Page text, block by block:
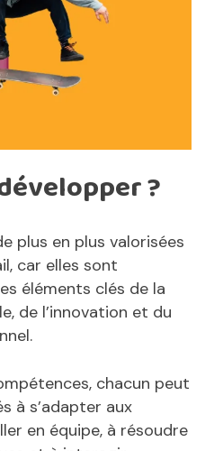
?
plus en plus valorisées
car elles sont
éléments clés de la
de l’innovation et du
chacun peut
à s’adapter aux
en équipe, à résoudre